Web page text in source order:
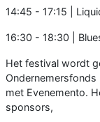
14:45 - 17:15 |
16:30 - 18:30 |
Het festival wordt
met Evenemento.
sponsors,